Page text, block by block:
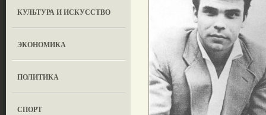
КУЛЬТУРА И ИСКУССТВО
ЭКОНОМИКА
ПОЛИТИКА
СПОРТ